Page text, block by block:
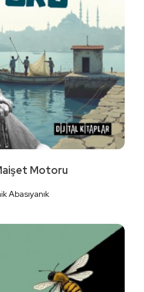
Motoru
Abasıyanık